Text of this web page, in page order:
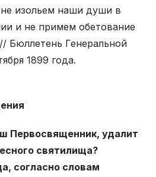
изольем наши души в
и не примем обетование
Бюллетень Генеральной
1899 года.
Первосвященник, удалит
святилища?
согласно словам